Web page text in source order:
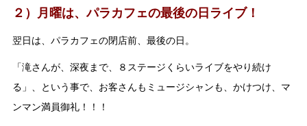
２）月曜は、パラカフェの最後の日ライブ！
翌日は、パラカフェの閉店前、最後の日。
「滝さんが、深夜まで、８ステージくらいライブをやり続け
る」、という事で、お客さんもミュージシャンも、かけつけ、マ
ンマン満員御礼！！！